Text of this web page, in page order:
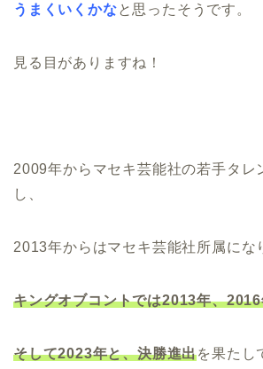
うまくいくかなと思ったそうです。
見る目がありますね！
2009年からマセキ芸能社の若手タレ
し、
2013年からはマセキ芸能社所属にな
キングオブコントでは2013年、
そして2023年と、決勝進出を果たし